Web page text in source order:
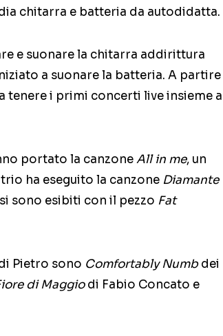
chitarra e batteria da autodidatta.
e suonare la chitarra addirittura
a suonare la batteria. A partire
tenere i primi concerti live insieme a
portato la canzoneAll in me, un
ha eseguito la canzone Diamante
sono esibiti con il pezzo Fat
Pietro sono Comfortably Numbdei
di Maggiodi Fabio Concato e